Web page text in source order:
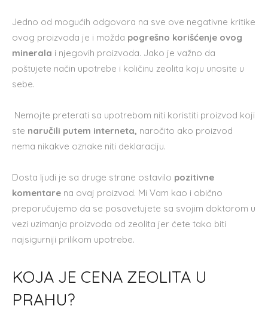
Jedno od mogućih odgovora na sve ove negativne kritike
ovog proizvoda je i možda pogrešno korišćenje ovog
minerala i njegovih proizvoda. Jako je važno da
poštujete način upotrebe i količinu zeolita koju unosite u
sebe.
Nemojte preterati sa upotrebom niti koristiti proizvod koji
ste naručili putem interneta, naročito ako proizvod
nema nikakve oznake niti deklaraciju.
Dosta ljudi je sa druge strane ostavilo pozitivne
komentare na ovaj proizvod. Mi Vam kao i obično
preporučujemo da se posavetujete sa svojim doktorom u
vezi uzimanja proizvoda od zeolita jer ćete tako biti
najsigurniji prilikom upotrebe.
KOJA JE CENA ZEOLITA U
PRAHU?